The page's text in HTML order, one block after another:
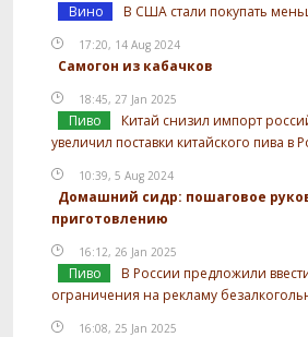
Вино В США стали покупать
17:20, 14 Aug 2024
Самогон из кабачков
18:45, 27 Jan 2025
Пиво
Китай снизил импорт
увеличил поставки китайского пива в
10:39, 5 Aug 2024
Домашний сидр: пошаговое
приготовлению
16:12, 26 Jan 2025
Пиво
В России предложили
ограничения на рекламу
16:08, 25 Jan 2025